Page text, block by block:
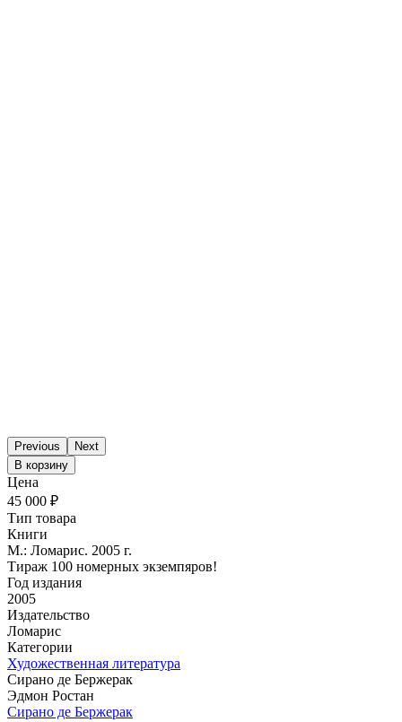
Previous
Next
В корзину
Цена
45 000 ₽
Тип товара
Книги
М.: Ломарис. 2005 г.
Тираж 100 номерных экземпяров!
Год издания
2005
Издательство
Ломарис
Категории
Художественная литература
Сирано де Бержерак
Эдмон Ростан
Сирано де Бержерак